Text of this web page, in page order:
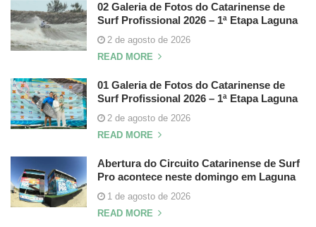
02 Galeria de Fotos do Catarinense de
Surf Profissional 2026 – 1ª Etapa Laguna
2 de agosto de 2026
READ MORE
01 Galeria de Fotos do Catarinense de
Surf Profissional 2026 – 1ª Etapa Laguna
2 de agosto de 2026
READ MORE
Abertura do Circuito Catarinense de Surf
Pro acontece neste domingo em Laguna
1 de agosto de 2026
READ MORE